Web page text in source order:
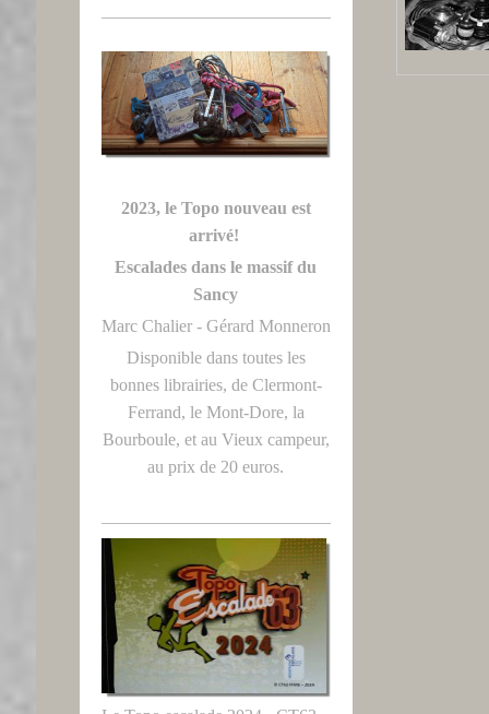
2023, le Topo nouveau est
arrivé!
Escalades dans le massif du
Sancy
Marc Chalier - Gérard Monneron
Disponible dans toutes les
bonnes librairies, de Clermont-
Ferrand, le Mont-Dore, la
Bourboule, et au Vieux campeur,
au prix de 20 euros.